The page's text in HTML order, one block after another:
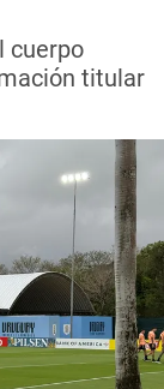
cuerpo
titular